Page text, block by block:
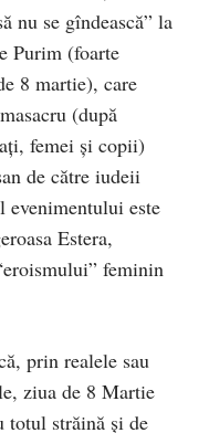
nu se gîndească” la
Purim (foarte
8 martie), care
(după
femei şi copii)
de către iudeii
este
Estera,
feminin
prin realele sau
ziua de 8 Martie
totul străină şi de